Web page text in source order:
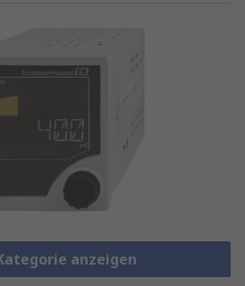
anzeigen